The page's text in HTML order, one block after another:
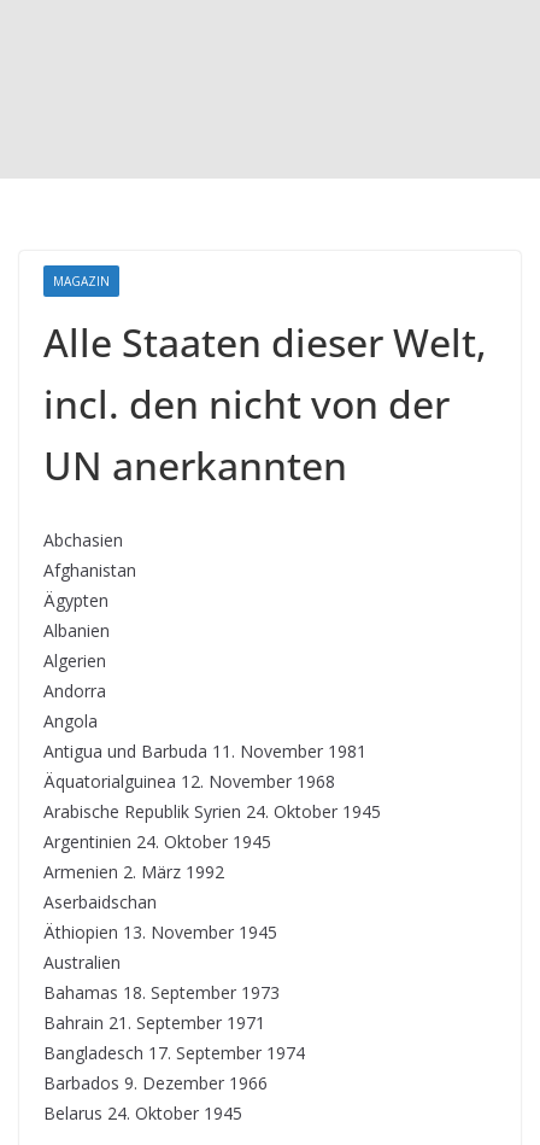
MAGAZIN
Alle Staaten dieser Welt,
incl. den nicht von der
UN anerkannten
Abchasien
Afghanistan
Ägypten
Albanien
Algerien
Andorra
Angola
Antigua und Barbuda 11. November 1981
Äquatorialguinea 12. November 1968
Arabische Republik Syrien 24. Oktober 1945
Argentinien 24. Oktober 1945
Armenien 2. März 1992
Aserbaidschan
Äthiopien 13. November 1945
Australien
Bahamas 18. September 1973
Bahrain 21. September 1971
Bangladesch 17. September 1974
Barbados 9. Dezember 1966
Belarus 24. Oktober 1945